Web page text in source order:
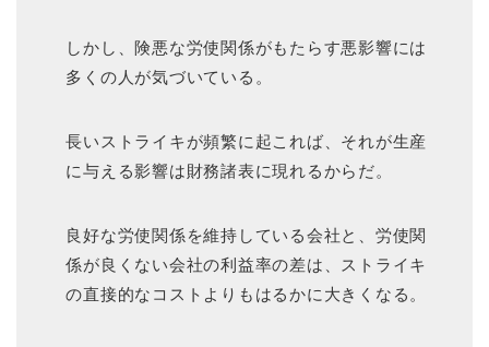
しかし、険悪な労使関係がもたらす悪影響には
多くの人が気づいている。
長いストライキが頻繁に起これば、それが生産
に与える影響は財務諸表に現れるからだ。
良好な労使関係を維持している会社と、労使関
係が良くない会社の利益率の差は、ストライキ
の直接的なコストよりもはるかに大きくなる。